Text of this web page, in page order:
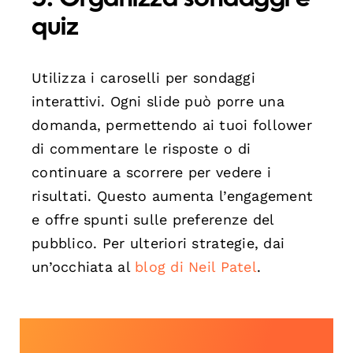
quiz
Utilizza i caroselli per sondaggi
interattivi. Ogni slide può porre una
domanda, permettendo ai tuoi follower
di commentare le risposte o di
continuare a scorrere per vedere i
risultati. Questo aumenta l’engagement
e offre spunti sulle preferenze del
pubblico. Per ulteriori strategie, dai
un’occhiata al blog di Neil Patel.